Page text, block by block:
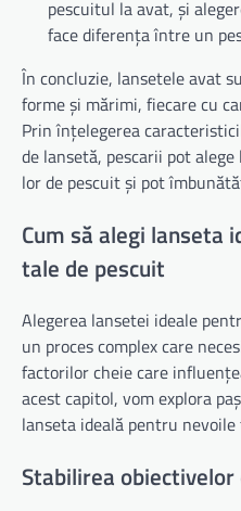
pescuitul la avat, și
face diferența între un
În concluzie, lansetele avat
forme și mărimi, fiecare cu
Prin înțelegerea
de lansetă, pescarii pot
lor de pescuit și pot
Cum să alegi lanseta
tale de pescuit
Alegerea lansetei ideale
un proces complex care
factorilor cheie care
acest capitol, vom explora
lanseta ideală pentru
Stabilirea obiectivelor